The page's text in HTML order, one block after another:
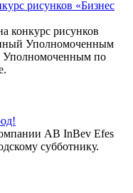
рисунков «Бизнес
конкурс рисунков
Уполномоченным
Уполномоченным по
AB InBev Efes
субботнику.